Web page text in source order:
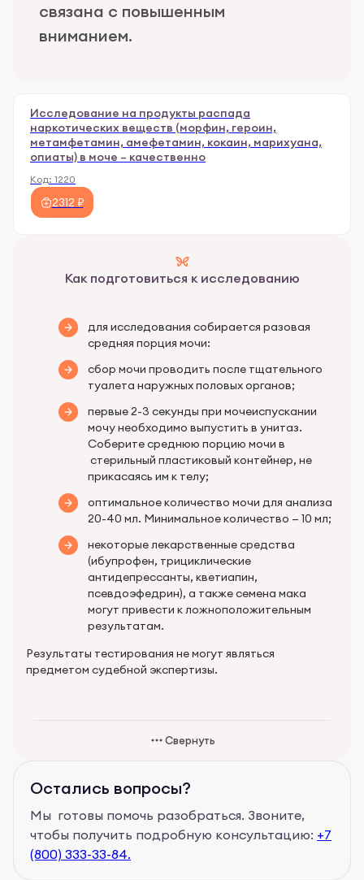
связана с повышенным
вниманием.
Исследование на продукты распада
наркотических веществ (морфин, героин,
метамфетамин, амефетамин, кокаин, марихуана,
опиаты) в моче – качественно
Код: 1220
2312 ₽
Как подготовиться к исследованию
для исследования собирается разовая
средняя порция мочи:
сбор мочи проводить после тщательного
туалета наружных половых органов;
первые 2-3 секунды при мочеиспускании
мочу необходимо выпустить в унитаз.
Соберите среднюю порцию мочи в
стерильный пластиковый контейнер, не
прикасаясь им к телу;
оптимальное количество мочи для анализа
20-40 мл. Минимальное количество — 10 мл;
некоторые лекарственные средства
(ибупрофен, трициклические
антидепрессанты, кветиапин,
псевдоэфедрин), а также семена мака
могут привести к ложноположительным
результатам.
Результаты тестирования не могут являться
предметом судебной экспертизы.
Свернуть
Остались вопросы?
Мы готовы помочь разобраться. Звоните,
чтобы получить подробную консультацию: +7
(800) 333-33-84.